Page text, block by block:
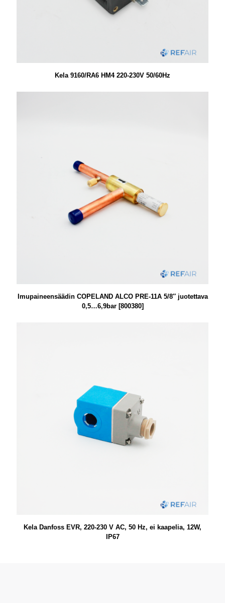
Kela 9160/RA6 HM4 220-230V 50/60Hz
Imupaineensäädin COPELAND ALCO PRE-11A 5/8″ juotettava
0,5…6,9bar [800380]
Kela Danfoss EVR, 220-230 V AC, 50 Hz, ei kaapelia, 12W,
IP67